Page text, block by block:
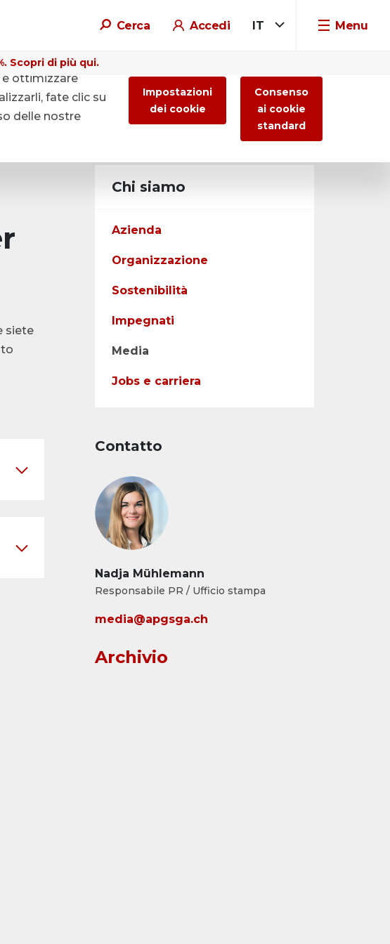
Cerca Accedi IT Menu
Scopri di più qui.
siete
Chi siamo
Azienda
Organizzazione
Sostenibilità
Impegnati
Media
Jobs e carriera
Contatto
Nadja Mühlemann
Responsabile PR / Ufficio stampa
media@apgsga.ch
Archivio
e ottimizzare
fate clic su
delle nostre
Impostazioni
dei cookie
Consenso
ai cookie
standard